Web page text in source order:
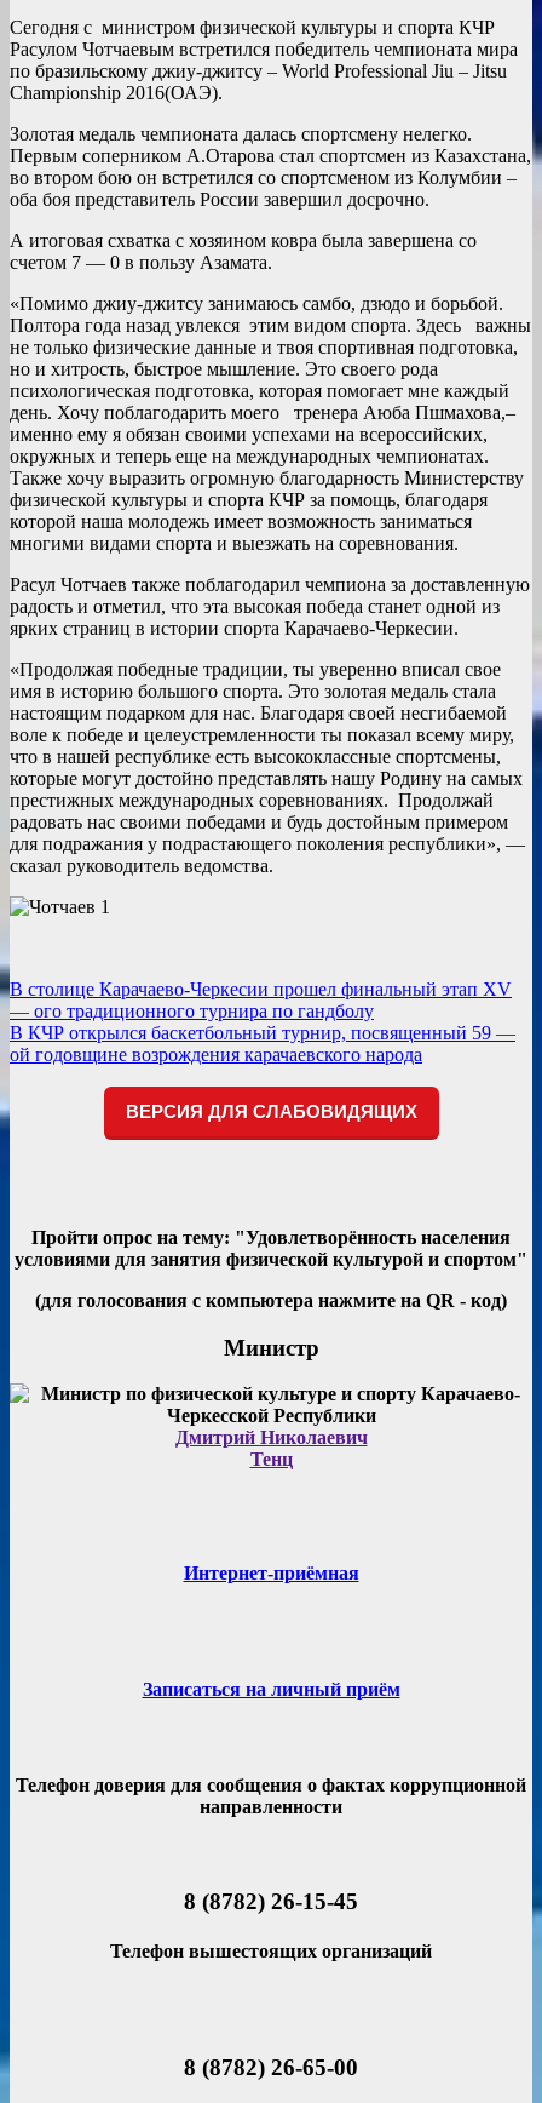
Сегодня с министром физической культуры и спорта КЧР
Расулом Чотчаевым встретился победитель чемпионата мира
по бразильскому джиу-джитсу – World Professional Jiu – Jitsu
Championship 2016(ОАЭ).
Золотая медаль чемпионата далась спортсмену нелегко.
Первым соперником А.Отарова стал спортсмен из Казахстана,
во втором бою он встретился со спортсменом из Колумбии –
оба боя представитель России завершил досрочно.
А итоговая схватка с хозяином ковра была завершена со
счетом 7 — 0 в пользу Азамата.
«Помимо джиу-джитсу занимаюсь самбо, дзюдо и борьбой.
Полтора года назад увлекся этим видом спорта. Здесь важны
не только физические данные и твоя спортивная подготовка,
но и хитрость, быстрое мышление. Это своего рода
психологическая подготовка, которая помогает мне каждый
день. Хочу поблагодарить моего тренера Аюба Пшмахова,–
именно ему я обязан своими успехами на всероссийских,
окружных и теперь еще на международных чемпионатах.
Также хочу выразить огромную благодарность Министерству
физической культуры и спорта КЧР за помощь, благодаря
которой наша молодежь имеет возможность заниматься
многими видами спорта и выезжать на соревнования.
Расул Чотчаев также поблагодарил чемпиона за доставленную
радость и отметил, что эта высокая победа станет одной из
ярких страниц в истории спорта Карачаево-Черкесии.
«Продолжая победные традиции, ты уверенно вписал свое
имя в историю большого спорта. Это золотая медаль стала
настоящим подарком для нас. Благодаря своей несгибаемой
воле к победе и целеустремленности ты показал всему миру,
что в нашей республике есть высококлассные спортсмены,
которые могут достойно представлять нашу Родину на самых
престижных международных соревнованиях. Продолжай
радовать нас своими победами и будь достойным примером
для подражания у подрастающего поколения республики», —
сказал руководитель ведомства.
Навигация
по
записям
В столице Карачаево-Черкесии прошел финальный этап XV
— ого традиционного турнира по гандболу
В КЧР открылся баскетбольный турнир, посвященный 59 —
ой годовщине возрождения карачаевского народа
ВЕРСИЯ ДЛЯ СЛАБОВИДЯЩИХ
Пройти опрос на тему: "Удовлетворённость населения
условиями для занятия физической культурой и спортом"
(для голосования с компьютера нажмите на QR - код)
Министр
Дмитрий Николаевич
Тенц
Интернет-приёмная
Записаться на личный приём
Телефон доверия для сообщения о фактах коррупционной
направленности
8 (8782) 26-15-45
Телефон вышестоящих организаций
8 (8782) 26-65-00